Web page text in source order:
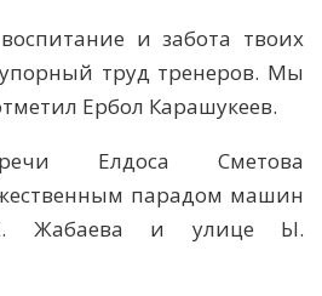
и забота твоих
труд тренеров. Мы
Ербол Карашукеев.
Елдоса Сметова
парадом машин
Жабаева и улице Ы.